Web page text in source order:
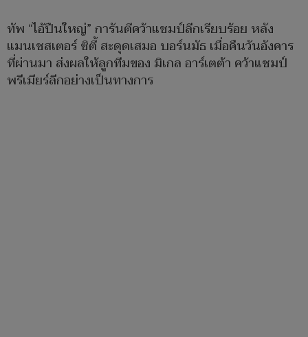
ทัพ “ไอ้ปืนใหญ่” การันตีคว้าแชมป์ลีกเรียบร้อย หลัง
แมนเชสเตอร์ ซิตี้ สะดุดเสมอ บอร์นมัธ เมื่อคืนวันอังคาร
ที่ผ่านมา ส่งผลให้ลูกทีมของ มิเกล อาร์เตต้า คว้าแชมป์
พรีเมียร์ลีกอย่างเป็นทางการ